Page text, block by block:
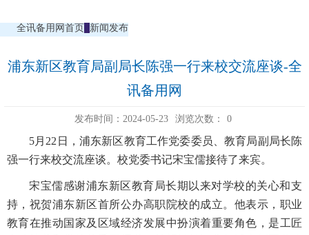
全讯备用网首页 新闻发布
浦东新区教育局副局长陈强一行来校交流座谈-全
讯备用网
发布时间：2024-05-23 浏览次数： 0
5月22日，浦东新区教育工作党委委员、教育局副局长陈
强一行来校交流座谈。校党委书记宋宝儒接待了来宾。
宋宝儒感谢浦东新区教育局长期以来对学校的关心和支
持，祝贺浦东新区首所公办高职院校的成立。他表示，职业
教育在推动国家及区域经济发展中扮演着重要角色，是工匠